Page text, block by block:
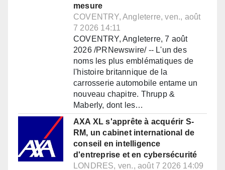
mesure
COVENTRY, Angleterre, ven., août
7 2026 14:11
COVENTRY, Angleterre, 7 août
2026 /PRNewswire/ -- L'un des
noms les plus emblématiques de
l'histoire britannique de la
carrosserie automobile entame un
nouveau chapitre. Thrupp &
Maberly, dont les…
AXA XL s'apprête à acquérir S-
RM, un cabinet international de
conseil en intelligence
d'entreprise et en cybersécurité
LONDRES, ven., août 7 2026 14:09